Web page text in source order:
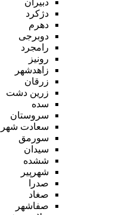
دژکرد
دهرم
دوبرجی
رامجرد
رونیز
زاهدشهر
زرقان
زرین دشت
سده
سروستان
سعادت شهر
سورمق
سیدان
ششده
شهرپیر
صدرا
صغاد
صفاشهر